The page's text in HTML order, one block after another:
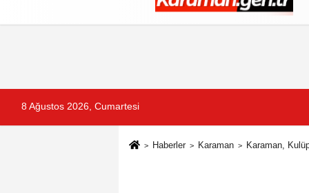
Künye İletişim Çerez Politikası
8 Ağustos 2026, Cumartesi
Haberler Karaman Karaman,